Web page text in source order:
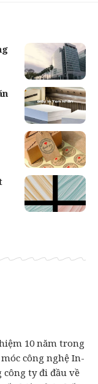
10 năm trong
công nghệ In-
ty đi đầu về